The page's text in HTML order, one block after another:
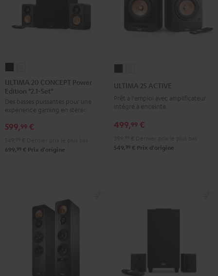
20
CONCEPT
Power
Edition
"2.1-
Noir
20
CONCEPT
Power
Edition
"2.1-
Blanc
ULTIMA 20 CONCEPT Power
Edition "2.1-Set"
Des basses puissantes pour une
expérience gaming en stéréo
599,99 €
699, 99 € Prix d'origine
NightPure
ULTIMA 25 ACTIVE
Prêt à l'emploi avec amplificateur
intégré à enceinte
499,99 €
549, 99 € Prix d'origine